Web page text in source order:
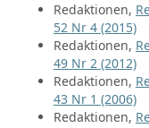
Redaktionen,
52 Nr 4 (2015)
Redaktionen,
49 Nr 2 (2012)
Redaktionen,
43 Nr 1 (2006)
Redaktionen,